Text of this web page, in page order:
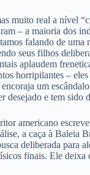
muito real a nível
– a maioria dos
falando de
seus filhos
aplaudem
horripilantes –
encoraja um
desejado e tem sido
americano
a caça à Baleia
deliberada para
finais. Ele deixa